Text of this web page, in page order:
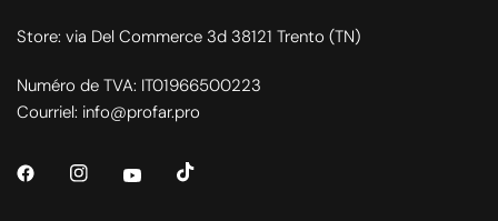
Store: via Del Commerce 3d 38121 Trento (TN)
Numéro de TVA: IT01966500223
Courriel: info@profar.pro